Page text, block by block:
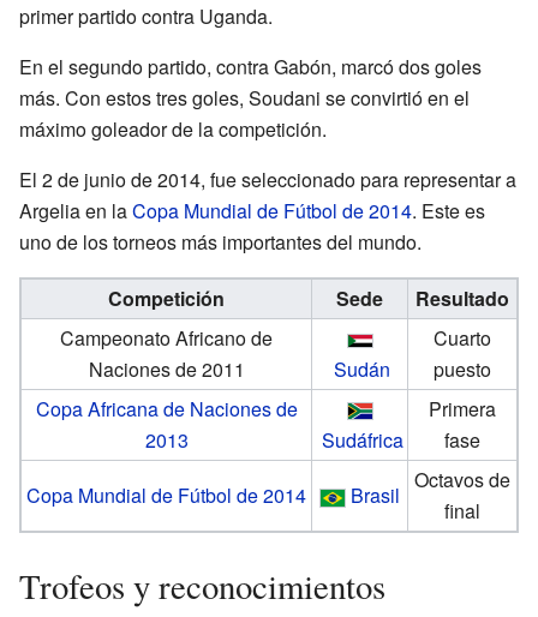
primer partido contra Uganda.
En el segundo partido, contra Gabón, marcó dos goles
más. Con estos tres goles, Soudani se convirtió en el
máximo goleador de la competición.
El 2 de junio de 2014, fue seleccionado para representar a
Argelia en laCopa Mundial de Fútbol de 2014. Este es
uno de los torneos más importantes del mundo.
Competición Sede
Resultado
Campeonato Africano de
Naciones de 2011
Sudán
Cuarto
puesto
Copa Africana de Naciones de
2013
Sudáfrica
Primera
fase
Copa Mundial de Fútbol de 2014
Brasil
Octavos de
final
Trofeos y reconocimientos